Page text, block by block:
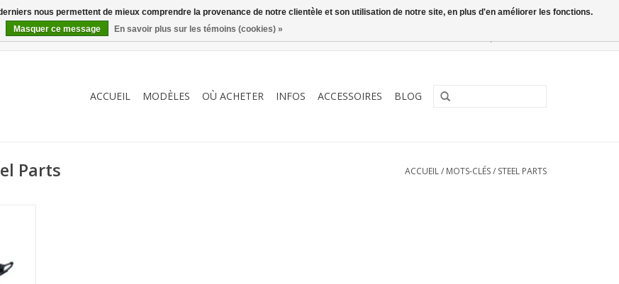
ACCUEIL MODÈLES OÙ ACHETER INFOS ACCESSOIRES BLOG
Parts ACCUEIL/ MOTS-CLÉS/ STEEL PARTS
nous permettent de mieux comprendre la provenance de notre clientèle et son utilisation de notre site, en plus d'en améliorer les fonctions.
Masquer ce message
En savoir plus sur les témoins (cookies) »